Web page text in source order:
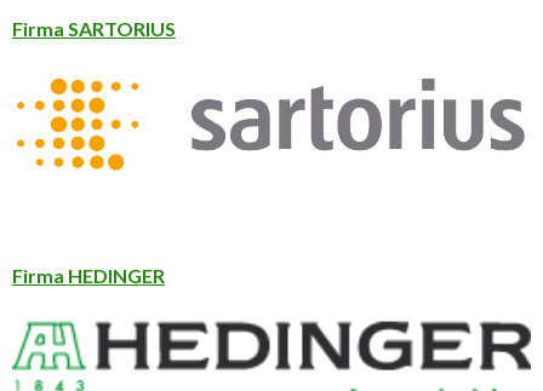
Firma SARTORIUS
Firma HEDINGER